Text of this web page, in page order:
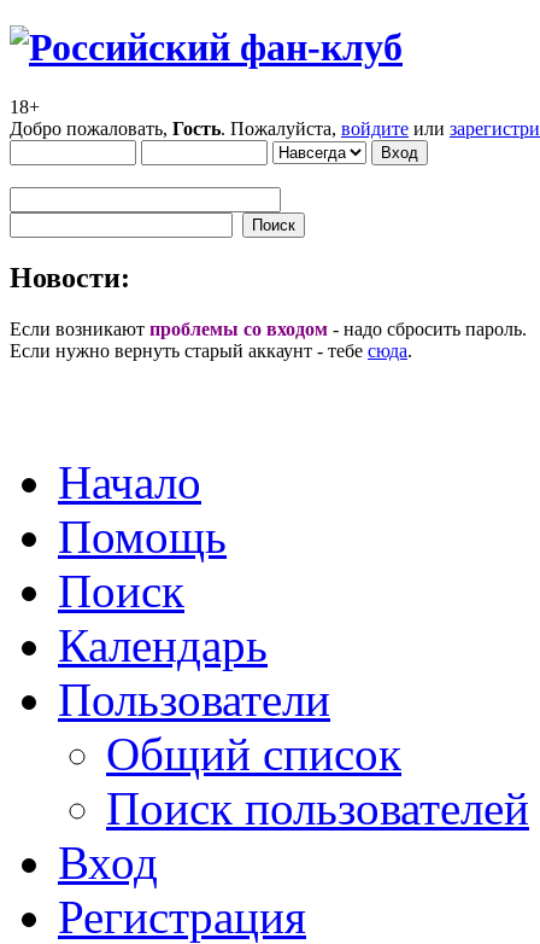
18+
Добро пожаловать, Гость. Пожалуйста, войдите или
Новости:
Если возникают проблемы со входом - надо сбросить пароль.
Если нужно вернуть старый аккаунт - тебе сюда.
Начало
Помощь
Поиск
Календарь
Пользователи
Общий список
Поиск пользователей
Вход
Регистрация